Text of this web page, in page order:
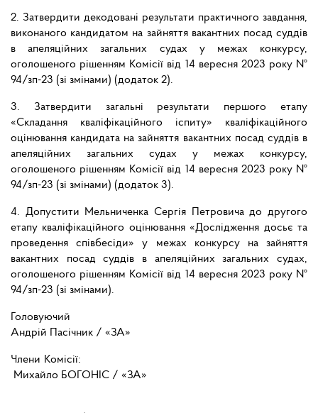
2. Затвердити декодовані результати практичного завдання,
виконаного кандидатом на зайняття вакантних посад суддів
в апеляційних загальних судах у межах конкурсу,
оголошеного рішенням Комісії від 14 вересня 2023 року №
94/зп-23 (зі змінами) (додаток 2).
3. Затвердити загальні результати першого етапу
«Складання кваліфікаційного іспиту» кваліфікаційного
оцінювання кандидата на зайняття вакантних посад суддів в
апеляційних загальних судах у межах конкурсу,
оголошеного рішенням Комісії від 14 вересня 2023 року №
94/зп-23 (зі змінами) (додаток 3).
4. Допустити Мельниченка Сергія Петровича до другого
етапу кваліфікаційного оцінювання «Дослідження досьє та
проведення співбесіди» у межах конкурсу на зайняття
вакантних посад суддів в апеляційних загальних судах,
оголошеного рішенням Комісії від 14 вересня 2023 року №
94/зп-23 (зі змінами).
Головуючий
Андрій Пасічник / «ЗА»
Члени Комісії:
Михайло БОГОНІС / «ЗА»